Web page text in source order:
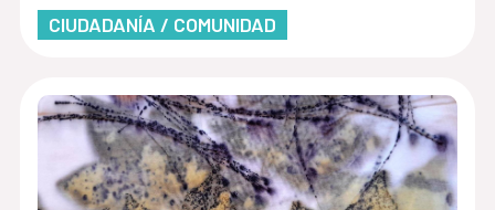
CIUDADANÍA / COMUNIDAD